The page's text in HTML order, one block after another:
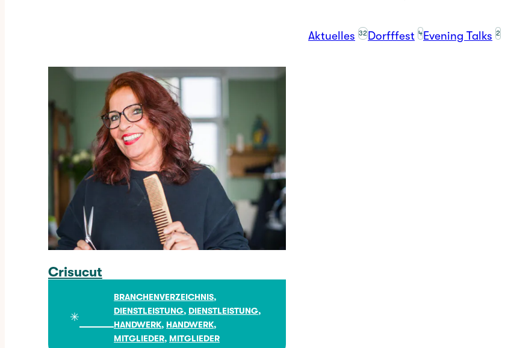
Aktuelles 32 Dorfffest 4 Evening Talks 2
Crisucut Crisucut
✳︎
BRANCHENVERZEICHNIS
DIENSTLEISTUNG, DIENSTLEISTUNG
HANDWERK, HANDWERK
MITGLIEDER, MITGLIEDER